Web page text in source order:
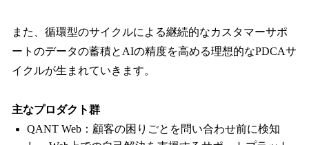
また、循環型のサイクルによる継続的なカスタマーサポ
ートのデータの蓄積とAIの精度を高める理想的なPDCAサ
イクルが生まれていきます。
主なプロダクト群
QANT Web：顧客の困りごとを問い合わせ前に検知